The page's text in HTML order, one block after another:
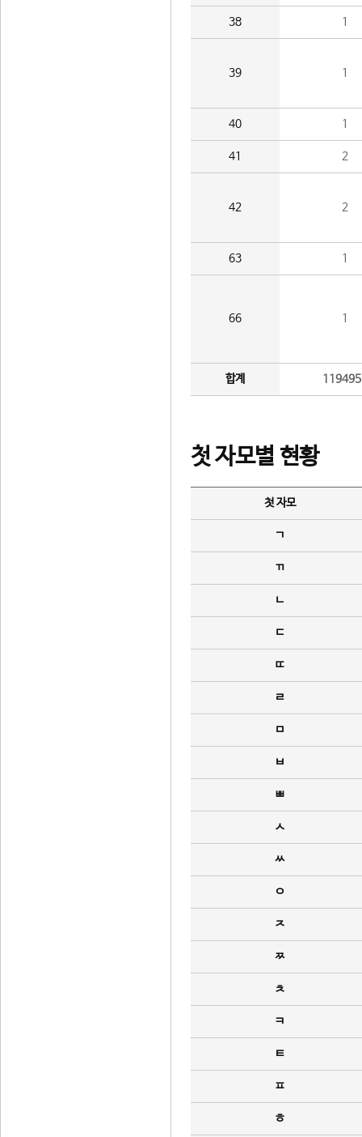
38 1
39 1
40 1
41 2
42 2
63 1
66 1
합계
첫 자모별 현황
첫 자모
ㄱ
ㄲ
ㄴ
ㄷ
ㄸ
ㄹ
ㅁ
ㅂ
ㅃ
ㅅ
ㅆ
ㅇ
ㅈ
ㅉ
ㅊ
ㅋ
ㅌ
ㅍ
ㅎ